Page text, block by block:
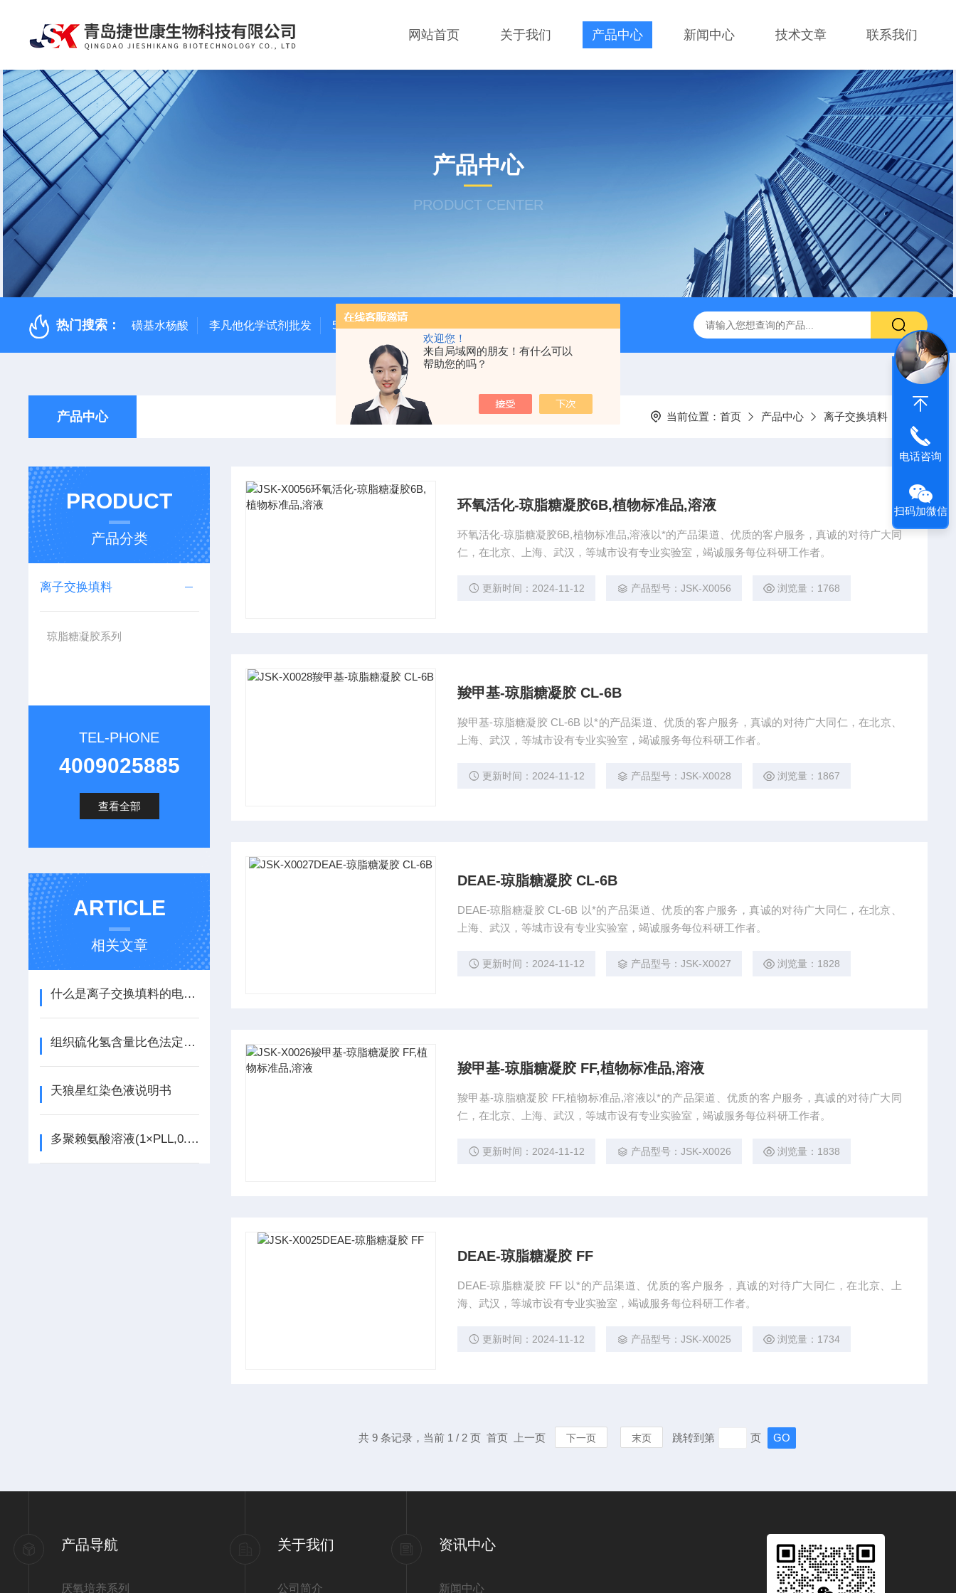
欢迎您！
来自局域网的朋友！有什么可以
帮助您的吗？
网站首页 关于我们 产品中心 新闻中心 技术文章 联系我们
产品中心
PRODUCT CENTER
热门搜索： 磺基水杨酸 李凡他化学试剂批发 500次MTS细胞增殖与细胞毒性检测试剂盒 48t/96t国产ELISA试剂盒,免费代测
产品中心 当前位置： 首页 产品中心 离子交换填料
PRODUCT
产品分类
离子交换填料
琼脂糖凝胶系列
TEL-PHONE
4009025885
查看全部
ARTICLE
相关文章
什么是离子交换填料的电荷基团
组织硫化氢含量比色法定量检测试剂盒产品说明书
天狼星红染色液说明书
多聚赖氨酸溶液(1×PLL,0.1mg/ml)说明书
环氧活化-琼脂糖凝胶6B,植物标准品,溶液
环氧活化-琼脂糖凝胶6B,植物标准品,溶液以*的产品渠道、优质的客户服务，真诚的对待广大同
仁，在北京、上海、武汉，等城市设有专业实验室，竭诚服务每位科研工作者。
更新时间：2024-11-12 产品型号：JSK-X0056 浏览量：1768
羧甲基-琼脂糖凝胶 CL-6B
羧甲基-琼脂糖凝胶 CL-6B 以*的产品渠道、优质的客户服务，真诚的对待广大同仁，在北京、
上海、武汉，等城市设有专业实验室，竭诚服务每位科研工作者。
更新时间：2024-11-12 产品型号：JSK-X0028 浏览量：1867
DEAE-琼脂糖凝胶 CL-6B
DEAE-琼脂糖凝胶 CL-6B 以*的产品渠道、优质的客户服务，真诚的对待广大同仁，在北京、
上海、武汉，等城市设有专业实验室，竭诚服务每位科研工作者。
更新时间：2024-11-12 产品型号：JSK-X0027 浏览量：1828
羧甲基-琼脂糖凝胶 FF,植物标准品,溶液
羧甲基-琼脂糖凝胶 FF,植物标准品,溶液以*的产品渠道、优质的客户服务，真诚的对待广大同
仁，在北京、上海、武汉，等城市设有专业实验室，竭诚服务每位科研工作者。
更新时间：2024-11-12 产品型号：JSK-X0026 浏览量：1838
DEAE-琼脂糖凝胶 FF
DEAE-琼脂糖凝胶 FF 以*的产品渠道、优质的客户服务，真诚的对待广大同仁，在北京、上
海、武汉，等城市设有专业实验室，竭诚服务每位科研工作者。
更新时间：2024-11-12 产品型号：JSK-X0025 浏览量：1734
共 9 条记录，当前 1 / 2 页 首页 上一页 下一页 末页 跳转到第 页
产品导航
厌氧培养系列
关于我们
公司简介
资讯中心
新闻中心
电话咨询
扫码加微信